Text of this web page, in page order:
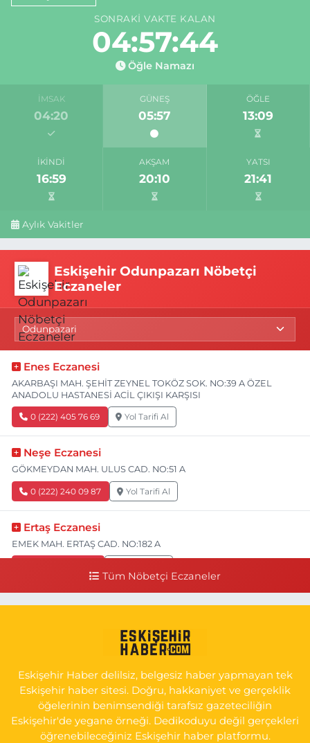
SONRAKI VAKTE KALAN
04:57:43
Öğle Namazı
İMSAK
04:20
GÜNEŞ
05:57
ÖĞLE
13:09
İKINDI
16:59
AKŞAM
20:10
YATSI
21:41
Aylık Vakitler
Eskişehir Odunpazarı Nöbetçi
Eczaneler
Enes Eczanesi
AKARBAŞI MAH. ŞEHİT ZEYNEL TOKÖZ SOK. NO:39 A ÖZEL
ANADOLU HASTANESİ ACİL ÇIKIŞI KARŞISI
0 (222) 405 76 69 Yol Tarifi Al
Neşe Eczanesi
GÖKMEYDAN MAH. ULUS CAD. NO:51 A
0 (222) 240 09 87 Yol Tarifi Al
Ertaş Eczanesi
EMEK MAH. ERTAŞ CAD. NO:182 A
YAN SOKAĞI POLİKLİNİK KAPISI TAM KARŞISI I
Yol Tarifi Al
Tüm Nöbetçi Eczaneler
Eskişehir Haber delilsiz, belgesiz haber yapmayan tek
Eskişehir haber sitesi. Doğru, hakkaniyet ve gerçeklik
öğelerinin benimsendiği tarafsız gazeteciliğin
Eskişehir'de yegane örneği. Dedikoduyu değil gerçekleri
öğrenebileceğiniz Eskişehir haber platformu.